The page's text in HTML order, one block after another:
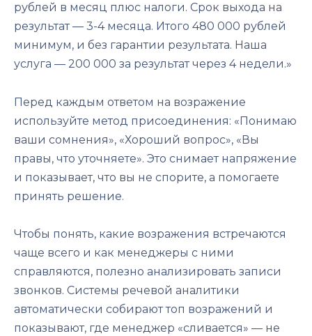
рублей в месяц плюс налоги. Срок выхода на
результат — 3-4 месяца. Итого 480 000 рублей
минимум, и без гарантии результата. Наша
услуга — 200 000 за результат через 4 недели.»
Перед каждым ответом на возражение
используйте метод присоединения: «Понимаю
ваши сомнения», «Хороший вопрос», «Вы
правы, что уточняете». Это снимает напряжение
и показывает, что вы не спорите, а помогаете
принять решение.
Чтобы понять, какие возражения встречаются
чаще всего и как менеджеры с ними
справляются, полезно анализировать записи
звонков. Системы речевой аналитики
автоматически собирают топ возражений и
показывают, где менеджер «сливается» — не